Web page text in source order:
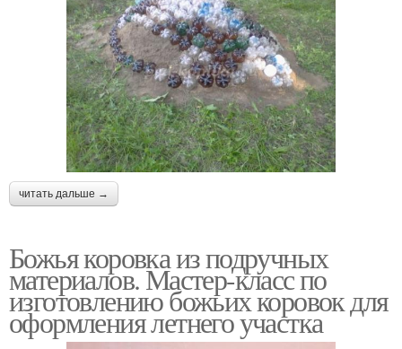
читать дальше →
Божья коровка из подручных
материалов. Мастер-класс по
изготовлению божьих коровок для
оформления летнего участка